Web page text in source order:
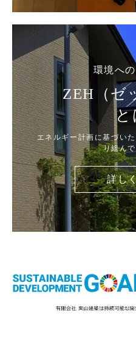
環境へ
ZEH（ゼ
と
エネルギー計画に基づい
り組んで
詳し